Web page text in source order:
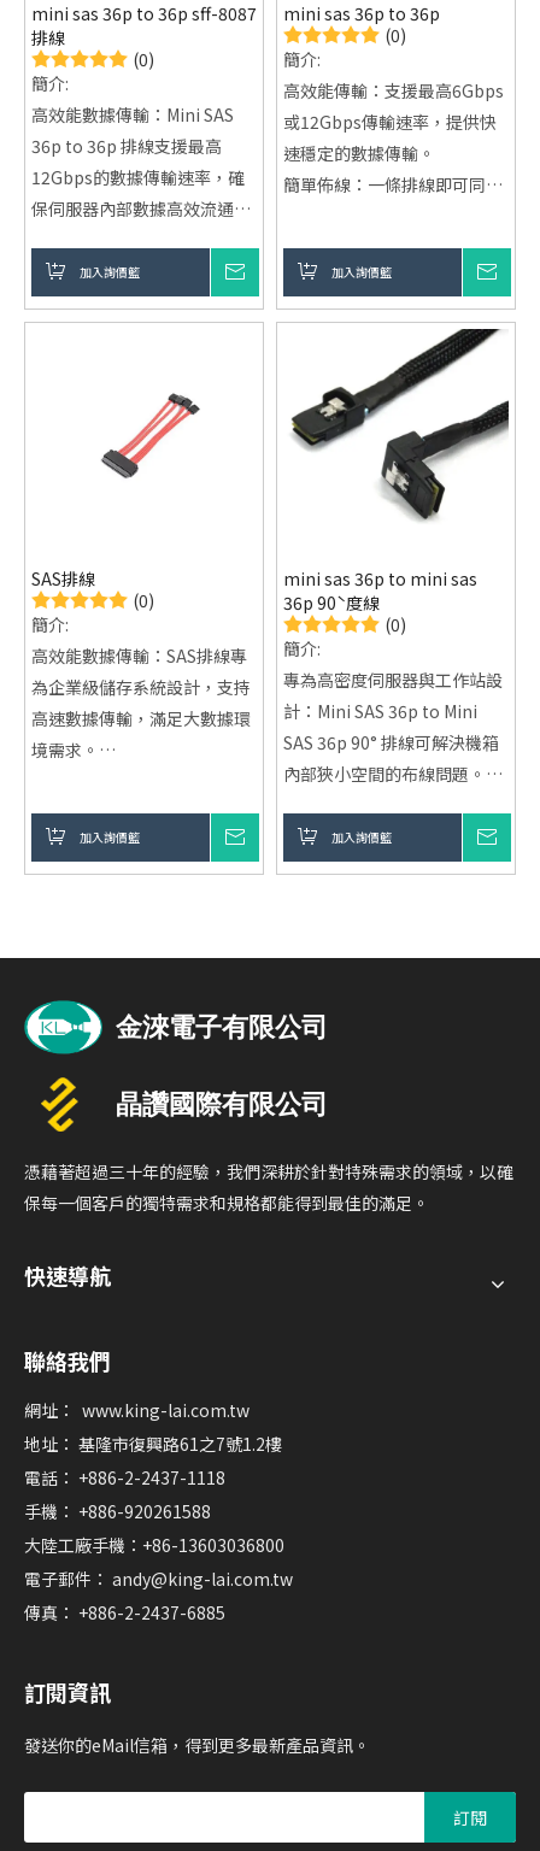
mini sas 36p to 36p sff-8087
排線
(0)
簡介:
高效能數據傳輸：Mini SAS
36p to 36p 排線支援最高
12Gbps的數據傳輸速率，確
保伺服器內部數據高效流通。
援四個SAS或SATA通道，方便
連接多個硬碟或固態硬碟，簡
定機制，確保連接穩固，即便
在運行中也能保持穩定的數據
求。
加入詢價籃
mini sas 36p to 36p
(0)
簡介:
高效能傳輸：支援最高6Gbps
或12Gbps傳輸速率，提供快
速穩定的數據傳輸。
簡單佈線：一條排線即可同時
瑣的布線，保持伺服器內部整
潔。
可靠穩定：SFF-8087接頭帶
有卡扣鎖定功能，確保連接穩
固，避免意外斷開。
多功能兼容：兼容SAS和SATA
硬碟，廣泛應用於伺服器、工
作站和存儲系統。
加入詢價籃
SAS排線
(0)
簡介:
高效能數據傳輸：SAS排線專
為企業級儲存系統設計，支持
高速數據傳輸，滿足大數據環
境需求。
整性保護，確保系統長時間穩
定運行。
靈活擴展性：支援多個儲存裝
容，靈活配置不同性能的硬
碟，達到最佳效能與成本平
加入詢價籃
mini sas 36p to mini sas
36p 90ˋ度線
(0)
簡介:
專為高密度伺服器與工作站設
計：Mini SAS 36p to Mini
SAS 36p 90° 排線可解決機箱
內部狹小空間的布線問題。
計，優化內部空間，減少線材
佔用垂直空間，提升氣流循
12Gbps每通道傳輸速率，保
性。
器、數據中心、存儲裝置等多
種環境，確保穩定連接。
OEM/ODM服務，支持定制設
計和LOGO。
加入詢價籃
憑藉著超過三十年的經驗，我們深耕於針對特殊需求的領域，以確
保每一個客戶的獨特需求和規格都能得到最佳的滿足。
快速導航
聯絡我們
網址： www.king-lai.com.tw
地址： 基隆市復興路61之7號1.2樓
電話： +886-2-2437-1118
手機： +886-920261588
大陸工廠手機：+86-13603036800
電子郵件： andy@king-lai.com.tw
傳真： +886-2-2437-6885
訂閱資訊
發送你的eMail信箱，得到更多最新產品資訊。
訂閱